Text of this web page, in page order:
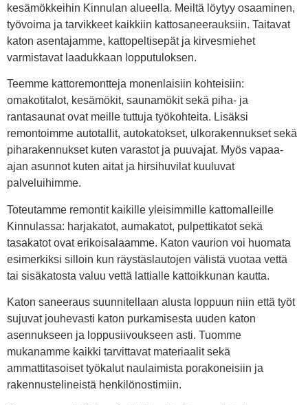
kesämökkeihin Kinnulan alueella. Meiltä löytyy osaaminen,
työvoima ja tarvikkeet kaikkiin kattosaneerauksiin. Taitavat
katon asentajamme, kattopeltisepät ja kirvesmiehet
varmistavat laadukkaan lopputuloksen.
Teemme kattoremontteja monenlaisiin kohteisiin:
omakotitalot, kesämökit, saunamökit sekä piha- ja
rantasaunat ovat meille tuttuja työkohteita. Lisäksi
remontoimme autotallit, autokatokset, ulkorakennukset sekä
piharakennukset kuten varastot ja puuvajat. Myös vapaa-
ajan asunnot kuten aitat ja hirsihuvilat kuuluvat
palveluihimme.
Toteutamme remontit kaikille yleisimmille kattomalleille
Kinnulassa: harjakatot, aumakatot, pulpettikatot sekä
tasakatot ovat erikoisalaamme. Katon vaurion voi huomata
esimerkiksi silloin kun räystäslautojen välistä vuotaa vettä
tai sisäkatosta valuu vettä lattialle kattoikkunan kautta.
Katon saneeraus suunnitellaan alusta loppuun niin että työt
sujuvat jouhevasti katon purkamisesta uuden katon
asennukseen ja loppusiivoukseen asti. Tuomme
mukanamme kaikki tarvittavat materiaalit sekä
ammattitasoiset työkalut naulaimista porakoneisiin ja
rakennustelineistä henkilönostimiin.